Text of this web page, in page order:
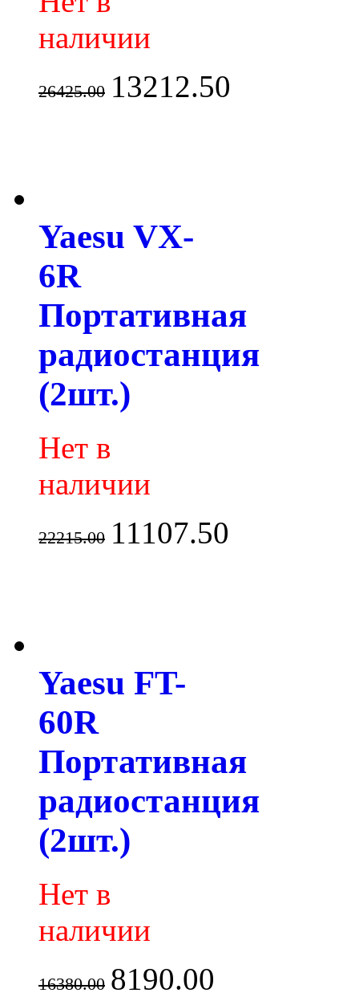
наличии
26425.00 13212.50
Yaesu VX-
6R
Портативная
радиостанция
(2шт.)
Нет в
наличии
22215.00 11107.50
Yaesu FT-
60R
Портативная
радиостанция
(2шт.)
Нет в
наличии
16380.00 8190.00